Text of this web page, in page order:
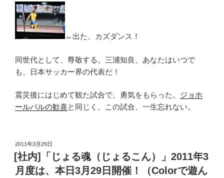
←出た、カズダンス！
同世代として、尊敬する。三浦知良、あなたはいつで
も、日本サッカー界の代表だ！
震災後にはじめて観た試合で、勇気をもらった。 ジョホ
ールバルの歓喜と同じく、この試合、一生忘れない。
投
稿
日:
2011年3月29日
[社内]「じょる魂（じょるこん）」2011年3
月度は、本日3月29日開催！（Colorで遊ん